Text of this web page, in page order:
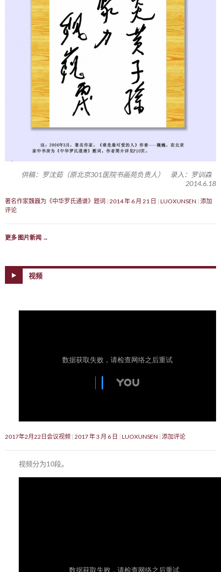
供稿：罗沈茹（原北京301医院书画苑负责人） 录入：罗训森
2014.6.18
著名作家魏巍为《中华罗氏通谱》题词 2014 年 6 月 21 日 LUOXUNSEN 添加
评论
更多 图片新闻 →
视频
2017年2月22日会议视频 2017 年 3 月 6 日 LUOXUNSEN 添加评论
视频分为10段。